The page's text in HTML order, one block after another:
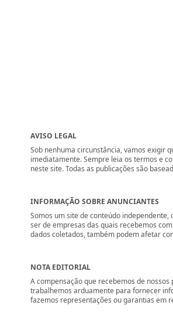
AVISO LEGAL
Sob nenhuma circunstância, vamos exigir
imediatamente. Sempre leia os termos e
neste site. Todas as publicações são
INFORMAÇÃO SOBRE ANUNCIANTES
Somos um site de conteúdo
ser de empresas das quais recebemos
dados coletados, também podem afetar
NOTA EDITORIAL
A compensação que recebemos de
trabalhemos arduamente para fornecer
fazemos representações ou garantias em